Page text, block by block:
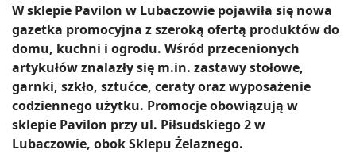
W sklepie Pavilon w Lubaczowie pojawiła się nowa
gazetka promocyjna z szeroką ofertą produktów do
domu, kuchni i ogrodu. Wśród przecenionych
artykułów znalazły się m.in. zastawy stołowe,
garnki, szkło, sztućce, ceraty oraz wyposażenie
codziennego użytku. Promocje obowiązują w
sklepie Pavilon przy ul. Piłsudskiego 2 w
Lubaczowie, obok Sklepu Żelaznego.